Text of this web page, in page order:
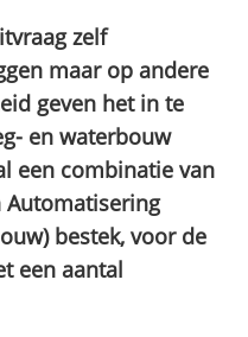
zelf
maar op andere
geven het in te
en waterbouw
een combinatie van
Automatisering
bestek, voor de
een aantal